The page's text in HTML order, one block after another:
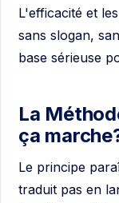
L'efficacité et
sans slogan,
base sérieuse
La
ça
Le principe
traduit pas en